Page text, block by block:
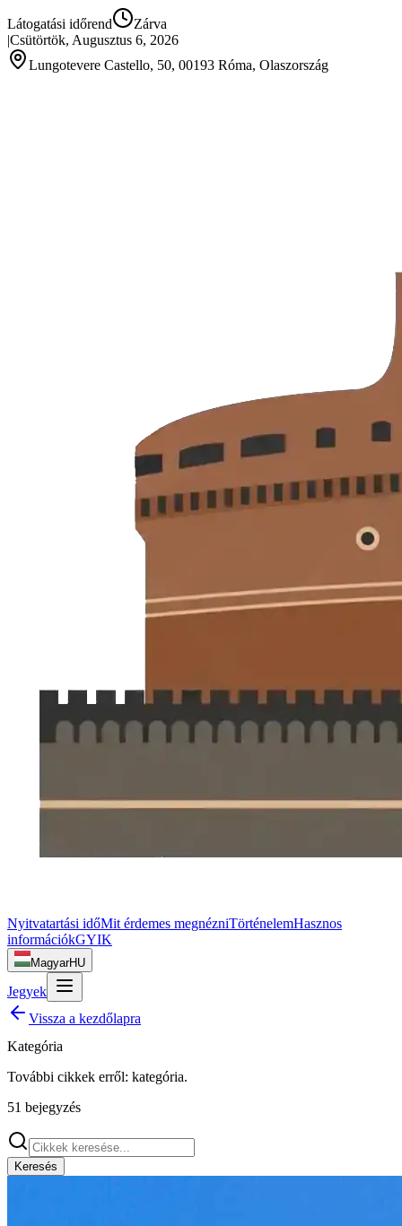
Látogatási időrend
Zárva
|Csütörtök, Augusztus 6, 2026
Lungotevere Castello, 50, 00193 Róma, Olaszország
Nyitvatartási időMit érdemes megnézniTörténelemHasznos
információkGYIK
MagyarHU
Jegyek
Vissza a kezdőlapra
Kategória
További cikkek erről: kategória.
51 bejegyzés
Keresés